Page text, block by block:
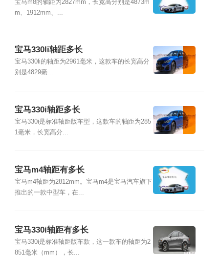
宝马m8的轴距为2827mm，长宽高分别是4873m
m、1912mm、...
宝马330li轴距多长
宝马330li的轴距为2961毫米，这款车的长宽高分
别是4829毫...
宝马330i轴距多长
宝马330i是标准轴距版车型，这款车的轴距为285
1毫米，长宽高分...
宝马m4轴距有多长
宝马m4轴距为2812mm。宝马m4是宝马汽车旗下
推出的一款中型车，在...
宝马330i轴距有多长
宝马330i是标准轴距版车款，这一款车的轴距为2
851毫米（mm），长...